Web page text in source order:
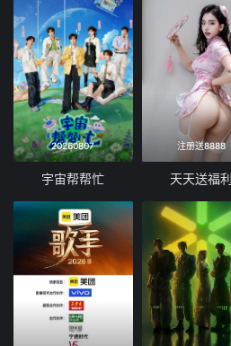
20260807
宇宙帮帮忙
注册送8888
天天送福利